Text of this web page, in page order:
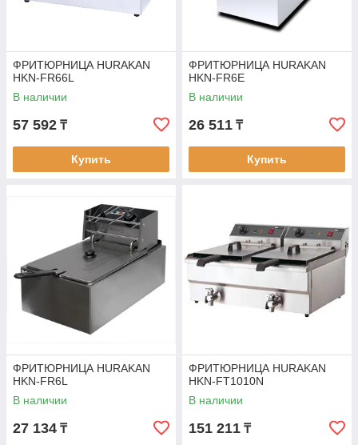
ФРИТЮРНИЦА HURAKAN
HKN-FR66L
В наличии
57 592 ₸
Купить
ФРИТЮРНИЦА HURAKAN
HKN-FR6E
В наличии
26 511 ₸
Купить
ФРИТЮРНИЦА HURAKAN
HKN-FR6L
В наличии
27 134 ₸
ФРИТЮРНИЦА HURAKAN
HKN-FT1010N
В наличии
151 211 ₸